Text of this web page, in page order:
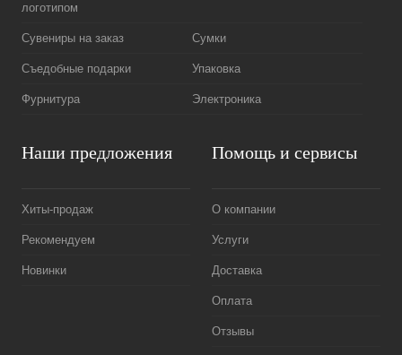
логотипом
Сувениры на заказ Сумки
Съедобные подарки Упаковка
Фурнитура Электроника
Наши предложения
Хиты-продаж
Рекомендуем
Новинки
Помощь и сервисы
О компании
Услуги
Доставка
Оплата
Отзывы